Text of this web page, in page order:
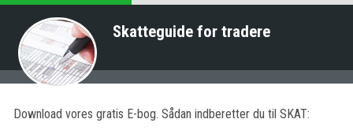
Skatteguide for tradere
Download vores gratis E-bog. Sådan indberetter du til SKAT: